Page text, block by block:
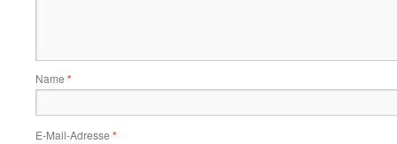
Name *
E-Mail-Adresse *